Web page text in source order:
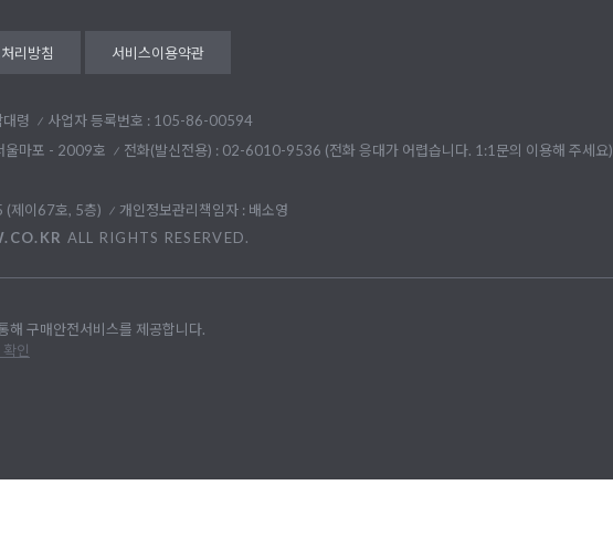
리방침 서비스이용약관
대령
사업자 등록번호 : 105-86-00594
울마포 - 2009호
전화(발신전용) : 02-6010-9536 (전화 응대가 어렵습니다. 1:1문의 이용해 주세요)
(제이67호, 5층)
개인정보관리책임자 : 배소영
ALL RIGHTS RESERVED.
해 구매안전서비스를 제공합니다.
인